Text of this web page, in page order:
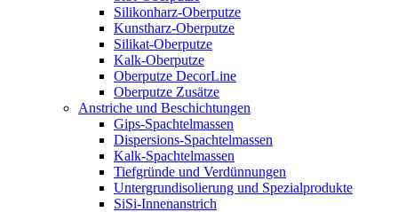
Silikonharz-Oberputze
Kunstharz-Oberputze
Silikat-Oberputze
Kalk-Oberputze
Oberputze DecorLine
Oberputze Zusätze
Anstriche und Beschichtungen
Gips-Spachtelmassen
Dispersions-Spachtelmassen
Kalk-Spachtelmassen
Tiefgründe und Verdünnungen
Untergrundisolierung und Spezialprodukte
SiSi-Innenanstrich